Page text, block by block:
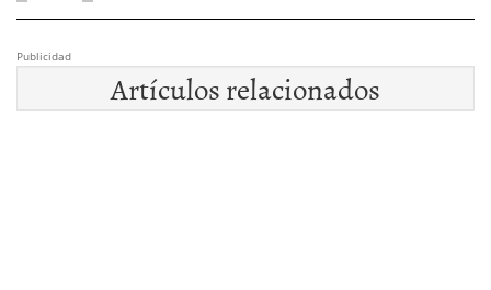
Publicidad
Artículos relacionados